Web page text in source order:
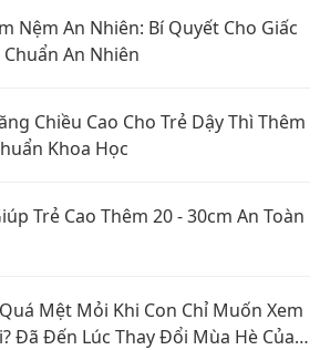
Nệm An Nhiên: Bí Quyết Cho Giấc
An Nhiên
Chiều Cao Cho Trẻ Dậy Thì Thêm
Khoa Học
Trẻ Cao Thêm 20 - 30cm An Toàn
Mệt Mỏi Khi Con Chỉ Muốn Xem
Đã Đến Lúc Thay Đổi Mùa Hè Của